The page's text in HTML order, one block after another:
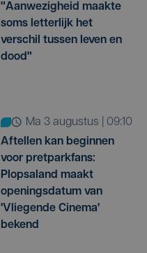
"Aanwezigheid maakte
soms letterlijk het
verschil tussen leven en
dood"
ma 3 augustus | 09:10
Aftellen kan beginnen
voor pretparkfans:
Plopsaland maakt
openingsdatum van
'Vliegende Cinema'
bekend